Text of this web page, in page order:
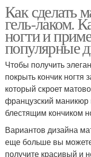
Как сделать
гель-лаком.
ногти и
популярные
Чтобы получить
покрыть кончик ногтя
который скроет
французский маникюр
блестящим кончиком
Вариантов дизайна
еще больше вы
получите красивый и